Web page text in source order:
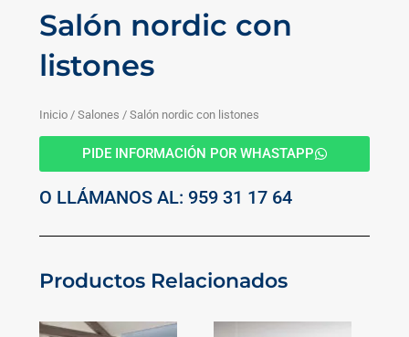
Salón nordic con
listones
Inicio / Salones / Salón nordic con listones
PIDE INFORMACIÓN POR WHASTAPP
O LLÁMANOS AL: 959 31 17 64
Productos Relacionados